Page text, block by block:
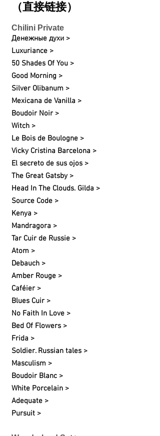
（直接链接）
Chilini Private
Денежные духи >
Luxuriance >
50 Shades Of You >
Good Morning >
Silver Olibanum >
Mexicana de Vanilla >
Boudoir Noir >
Witch >
Le Bois de Boulogne >
Vicky Cristina Barcelona >
El secreto de sus ojos >
The Great Gatsby >
Head In The Clouds. Gilda >
Source Code >
Kenya >
Mandragora >
Tar Cuir de Russie >
Atom >
Debauch >
Amber Rouge >
Caféier >
Blues Cuir >
No Faith In Love >
Bed Of Flowers >
Frida >
Soldier. Russian tales >
Masculism >
Boudoir Blanc >
White Porcelain >
Adequate >
Pursuit >